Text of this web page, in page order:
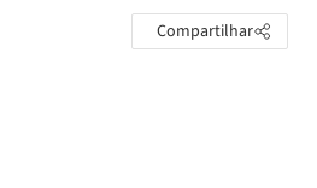
Compartilhar